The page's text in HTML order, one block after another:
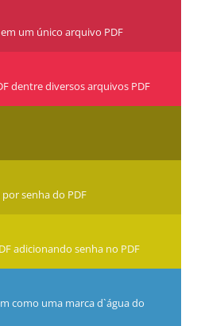
um único arquivo PDF
dentre diversos arquivos PDF
senha do PDF
adicionando senha no PDF
como uma marca d`água do